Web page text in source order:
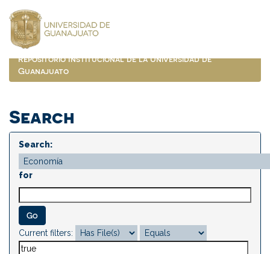
navigation
Repositorio Institucional de la Universidad de
Guanajuato
Search
Search:
for
Current filters: